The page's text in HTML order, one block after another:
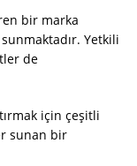
bir marka
Yetkili
de
için çeşitli
sunan bir